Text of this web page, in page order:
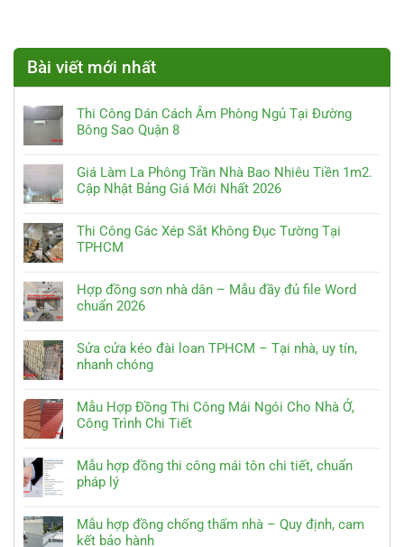
Bài viết mới nhất
Thi Công Dán Cách Âm Phòng Ngủ Tại Đường
Bông Sao Quận 8
Giá Làm La Phông Trần Nhà Bao Nhiêu Tiền 1m2.
Cập Nhật Bảng Giá Mới Nhất 2026
Thi Công Gác Xép Sắt Không Đục Tường Tại
TPHCM
Hợp đồng sơn nhà dân – Mẫu đầy đủ file Word
chuẩn 2026
Sửa cửa kéo đài loan TPHCM – Tại nhà, uy tín,
nhanh chóng
Mẫu Hợp Đồng Thi Công Mái Ngói Cho Nhà Ở,
Công Trình Chi Tiết
Mẫu hợp đồng thi công mái tôn chi tiết, chuẩn
pháp lý
Mẫu hợp đồng chống thấm nhà – Quy định, cam
kết bảo hành